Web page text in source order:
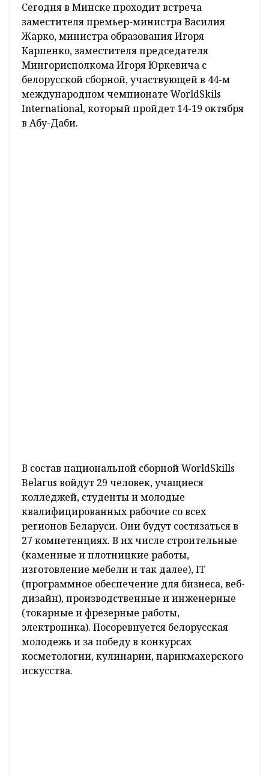
Сегодня в Минске проходит встреча
заместителя премьер-министра Василия
Жарко, министра образования Игоря
Карпенко, заместителя председателя
Мингорисполкома Игоря Юркевича с
белорусской сборной, участвующей в 44-м
международном чемпионате WorldSkils
International, который пройдет 14-19 октября
в Абу-Даби.
В состав национальной сборной WorldSkills
Belarus войдут 29 человек, учащиеся
колледжей, студенты и молодые
квалифицированных рабочие со всех
регионов Беларуси. Они будут состязаться в
27 компетенциях. В их числе строительные
(каменные и плотницкие работы,
изготовление мебели и так далее), IT
(программное обеспечение для бизнеса, веб-
дизайн), производственные и инженерные
(токарные и фрезерные работы,
электроника). Посоревнуется белорусская
молодежь и за победу в конкурсах
косметологии, кулинарии, парикмахерского
искусства.